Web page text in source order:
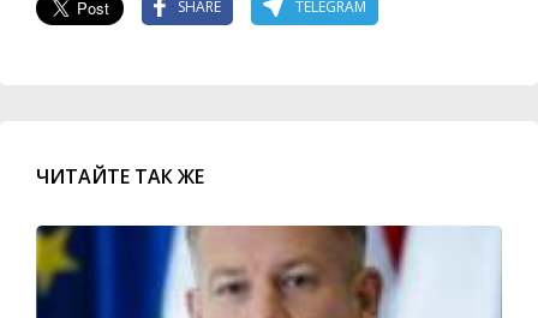
SHARE TELEGRAM
ЧИТАЙТЕ ТАК ЖЕ